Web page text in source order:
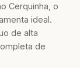
Cerquinha, o
ideal.
de alta
de